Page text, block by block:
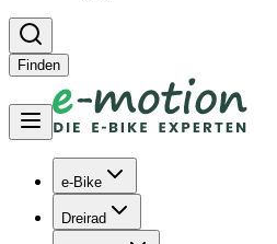
Finden
e-Bike
Dreirad